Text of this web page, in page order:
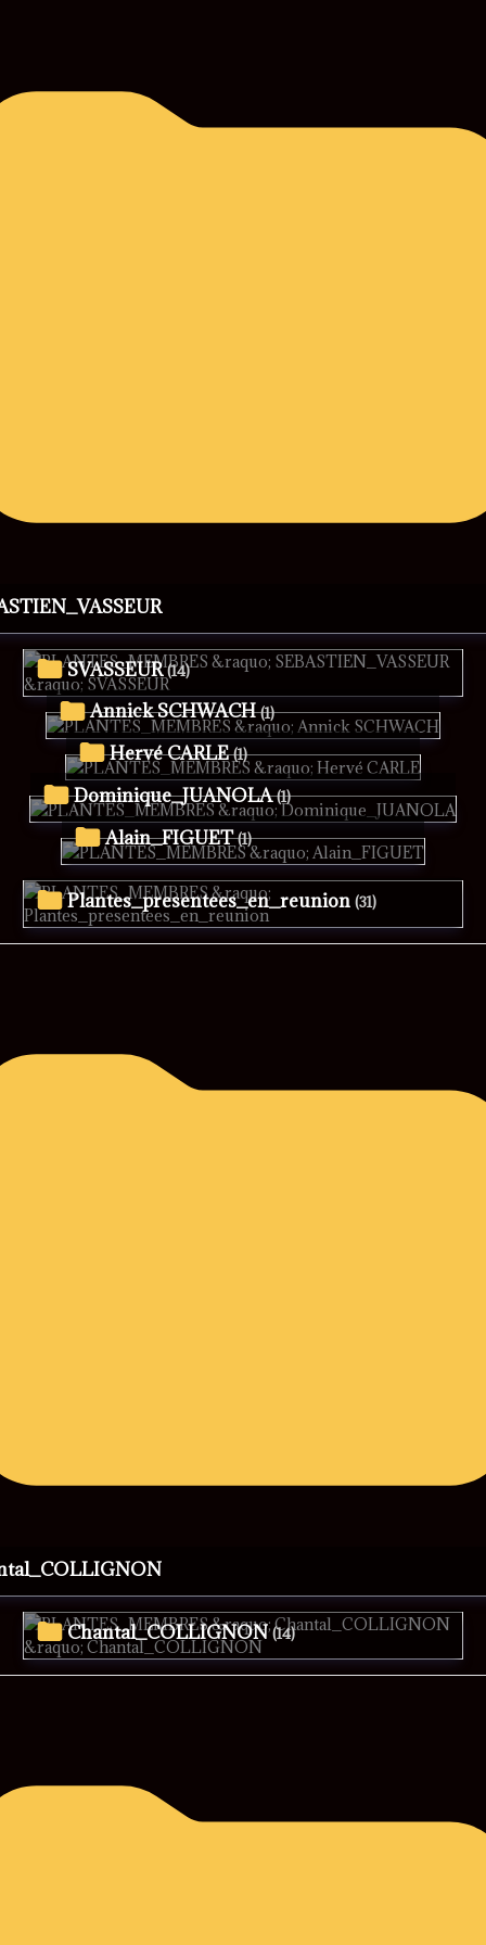
SVASSEUR (14)
Annick SCHWACH (1)
Hervé CARLE (1)
Dominique_JUANOLA (1)
Alain_FIGUET (1)
Plantes_presentees_en_reunion (31)
Chantal_COLLIGNON (14)